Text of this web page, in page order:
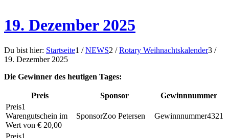
19. Dezember 2025
Du bist hier: Startseite1 / NEWS2 / Rotary Weihnachtskalender3 /
19. Dezember 2025
Die Gewinner des heutigen Tages:
Preis Sponsor
Gewinnnummer
1
Warengutschein im
Wert von € 20,00
Zoo Petersen 4321
1